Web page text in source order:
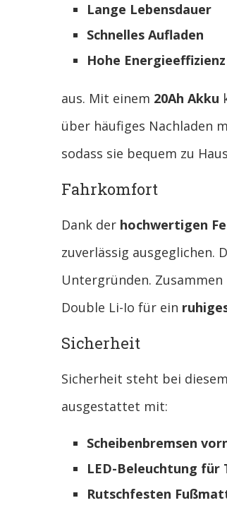
Lange Lebensdauer
Schnelles Aufladen
Hohe Energieeffizienz
aus. Mit einem 20Ah Akku
über häufiges Nachladen
sodass sie bequem zu
Fahrkomfort
Dank der hochwertigen
zuverlässig ausgeglichen.
Untergründen.
Double Li-Io für ein
Sicherheit
Sicherheit steht bei
ausgestattet mit:
Scheibenbremsen
LED-Beleuchtung für
Rutschfesten